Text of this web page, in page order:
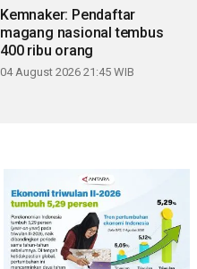
Kemnaker: Pendaftar
magang nasional tembus
400 ribu orang
04 August 2026 21:45 WIB